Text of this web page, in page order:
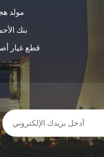
مولد
بنك
قطع غيار